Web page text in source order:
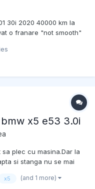
30i 2020 40000 km la
o franare "not smooth"
nu era liniara si
fr...
x5 e53 3.0i
plec cu masina.Dar la
si stanga nu se mai
x5 (and 1 more)